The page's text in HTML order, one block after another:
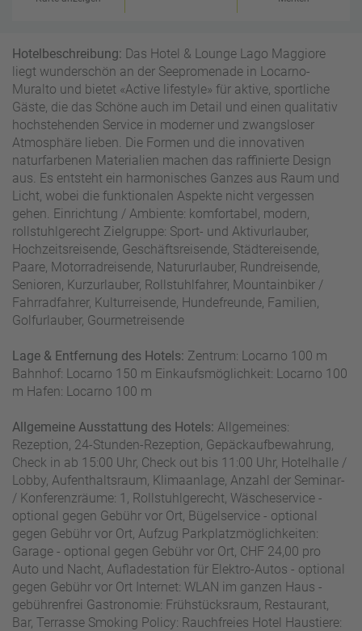
o
u
r
U
n
s
e
r
e
P
a
rt
n
e
r
of
B
e
n
ef
it
s
Hotelbeschreibung: Das Hotel & Lounge Lago Maggiore
liegt wunderschön an der Seepromenade in Locarno-
Muralto und bietet «Active lifestyle» für aktive, sportliche
Gäste, die das Schöne auch im Detail und einen qualitativ
hochstehenden Service in moderner und zwangsloser
Atmosphäre lieben. Die Formen und die innovativen
naturfarbenen Materialien machen das raffinierte Design
aus. Es entsteht ein harmonisches Ganzes aus Raum und
Licht, wobei die funktionalen Aspekte nicht vergessen
gehen. Einrichtung / Ambiente: komfortabel, modern,
rollstuhlgerecht Zielgruppe: Sport- und Aktivurlauber,
Hochzeitsreisende, Geschäftsreisende, Städtereisende,
Paare, Motorradreisende, Natururlauber, Rundreisende,
Senioren, Kurzurlauber, Rollstuhlfahrer, Mountainbiker /
Fahrradfahrer, Kulturreisende, Hundefreunde, Familien,
Golfurlauber, Gourmetreisende
Lage & Entfernung des Hotels: Zentrum: Locarno 100 m
Bahnhof: Locarno 150 m Einkaufsmöglichkeit: Locarno 100
m Hafen: Locarno 100 m
Allgemeine Ausstattung des Hotels: Allgemeines:
Rezeption, 24-Stunden-Rezeption, Gepäckaufbewahrung,
Check in ab 15:00 Uhr, Check out bis 11:00 Uhr, Hotelhalle /
Lobby, Aufenthaltsraum, Klimaanlage, Anzahl der Seminar-
/ Konferenzräume: 1, Rollstuhlgerecht, Wäscheservice -
optional gegen Gebühr vor Ort, Bügelservice - optional
gegen Gebühr vor Ort, Aufzug Parkplatzmöglichkeiten:
Garage - optional gegen Gebühr vor Ort, CHF 24,00 pro
Auto und Nacht, Aufladestation für Elektro-Autos - optional
gegen Gebühr vor Ort Internet: WLAN im ganzen Haus -
gebührenfrei Gastronomie: Frühstücksraum, Restaurant,
Bar, Terrasse Smoking Policy: Rauchfreies Hotel Haustiere: